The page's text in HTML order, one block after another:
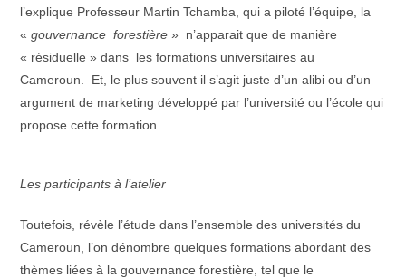
l’explique Professeur Martin Tchamba, qui a piloté l’équipe, la
« gouvernance forestière » n’apparait que de manière
« résiduelle » dans les formations universitaires au
Cameroun. Et, le plus souvent il s’agit juste d’un alibi ou d’un
argument de marketing développé par l’université ou l’école qui
propose cette formation.
Les participants à l’atelier
Toutefois, révèle l’étude dans l’ensemble des universités du
Cameroun, l’on dénombre quelques formations abordant des
thèmes liées à la gouvernance forestière, tel que le